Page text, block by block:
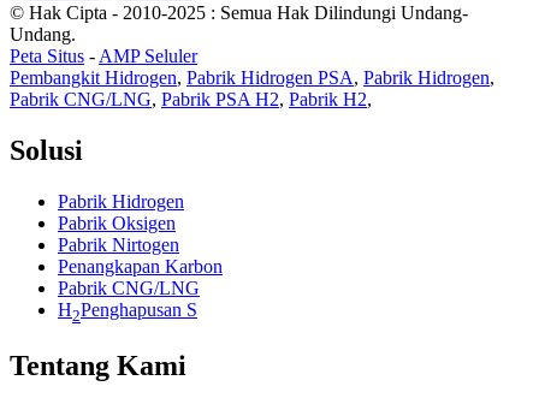
© Hak Cipta - 2010-2025 : Semua Hak Dilindungi Undang-
Undang.
Peta Situs - AMP Seluler
Pembangkit Hidrogen, Pabrik Hidrogen PSA, Pabrik Hidrogen,
Pabrik CNG/LNG, Pabrik PSA H2, Pabrik H2,
Solusi
Pabrik Hidrogen
Pabrik Oksigen
Pabrik Nirtogen
Penangkapan Karbon
Pabrik CNG/LNG
H2Penghapusan S
Tentang Kami